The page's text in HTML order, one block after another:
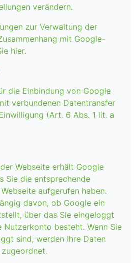
verändern.
zur Verwaltung der
mit Google-
hier.
die Einbindung von Google
verbundenen Datentransfer
(Art. 6 Abs. 1 lit. a
Webseite erhält Google
Sie die entsprechende
aufgerufen haben.
davon, ob Google ein
über das Sie eingeloggt
Nutzerkonto besteht. Wenn Sie
sind, werden Ihre Daten